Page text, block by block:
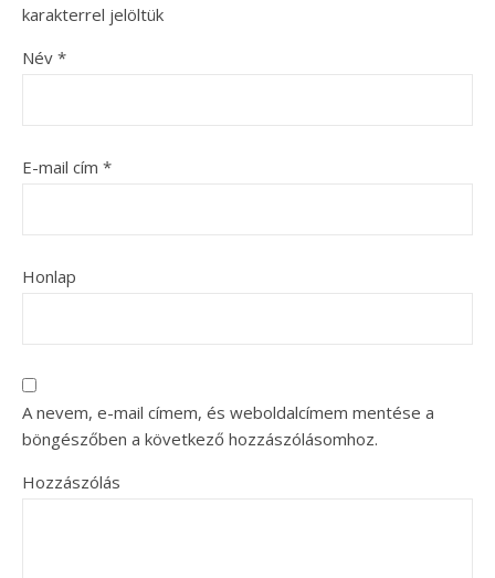
karakterrel jelöltük
Név *
E-mail cím *
Honlap
A nevem, e-mail címem, és weboldalcímem mentése a
böngészőben a következő hozzászólásomhoz.
Hozzászólás